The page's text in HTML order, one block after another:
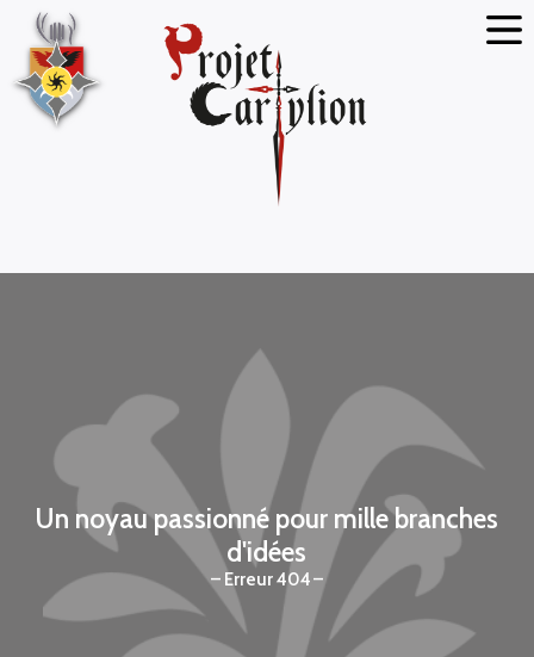
Un noyau passionné pour mille branches
d'idées
Erreur 404